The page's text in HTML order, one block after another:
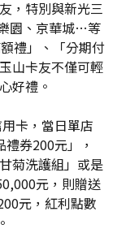
，特別與新光三
園、京華城…等
禮」、「分期付
山卡友不僅可輕
好禮。
卡，當日單店
券200元」，
菊洗護組」或是
元，則贈送
元，紅利點數